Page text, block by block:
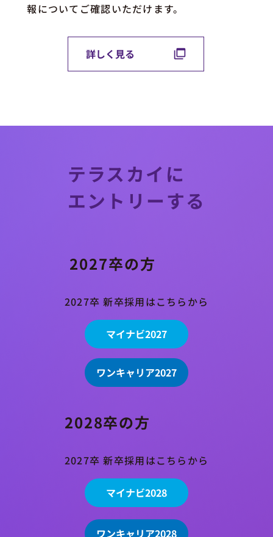
報についてご確認いただけます。
詳しく見る
2027卒の方
2027卒 新卒採用はこちらから
マイナビ2027
ワンキャリア2027
2028卒の方
2027卒 新卒採用はこちらから
マイナビ2028
ワンキャリア2028
テラスカイに
エントリーする